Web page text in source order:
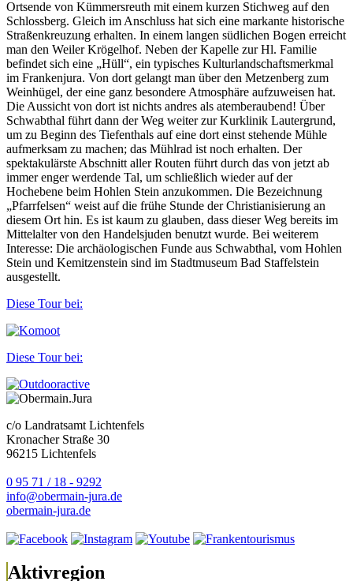
Ortsende von Kümmersreuth mit einem kurzen Stichweg auf den
Schlossberg. Gleich im Anschluss hat sich eine markante historische
Straßenkreuzung erhalten. In einem langen südlichen Bogen erreicht
man den Weiler Krögelhof. Neben der Kapelle zur Hl. Familie
befindet sich eine „Hüll“, ein typisches Kulturlandschaftsmerkmal
im Frankenjura. Von dort gelangt man über den Metzenberg zum
Weinhügel, der eine ganz besondere Atmosphäre aufzuweisen hat.
Die Aussicht von dort ist nichts andres als atemberaubend! Über
Schwabthal führt dann der Weg weiter zur Kurklinik Lautergrund,
um zu Beginn des Tiefenthals auf eine dort einst stehende Mühle
aufmerksam zu machen; das Mühlrad ist noch erhalten. Der
spektakulärste Abschnitt aller Routen führt durch das von jetzt ab
immer enger werdende Tal, um schließlich wieder auf der
Hochebene beim Hohlen Stein anzukommen. Die Bezeichnung
„Pfarrfelsen“ weist auf die frühe Stunde der Christianisierung an
diesem Ort hin. Es ist kaum zu glauben, dass dieser Weg bereits im
Mittelalter von den Handelsjuden benutzt wurde. Bei weiterem
Interesse: Die archäologischen Funde aus Schwabthal, vom Hohlen
Stein und Kemitzenstein sind im Stadtmuseum Bad Staffelstein
ausgestellt.
Diese Tour bei:
Diese Tour bei:
c/o Landratsamt Lichtenfels
Kronacher Straße 30
96215 Lichtenfels
0 95 71 / 18 - 9292
info@obermain-jura.de
obermain-jura.de
Aktivregion